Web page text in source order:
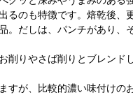
るのも特徴です。焙乾後、
。だしは、パンチがあり、
削りやさば削りとブレンド
が、比較的濃い味付けの